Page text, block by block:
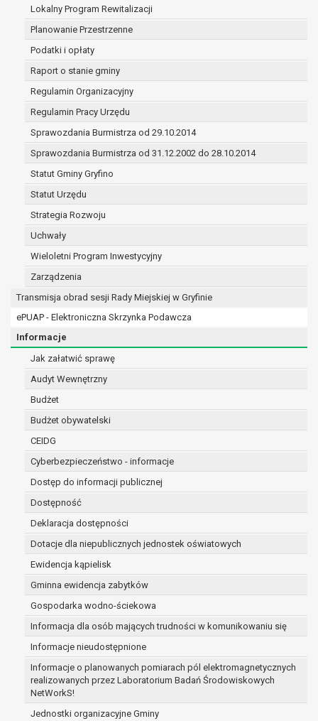
Lokalny Program Rewitalizacji
Planowanie Przestrzenne
Podatki i opłaty
Raport o stanie gminy
Regulamin Organizacyjny
Regulamin Pracy Urzędu
Sprawozdania Burmistrza od 29.10.2014
Sprawozdania Burmistrza od 31.12.2002 do 28.10.2014
Statut Gminy Gryfino
Statut Urzędu
Strategia Rozwoju
Uchwały
Wieloletni Program Inwestycyjny
Zarządzenia
Transmisja obrad sesji Rady Miejskiej w Gryfinie
ePUAP - Elektroniczna Skrzynka Podawcza
Informacje
Jak załatwić sprawę
Audyt Wewnętrzny
Budżet
Budżet obywatelski
CEIDG
Cyberbezpieczeństwo - informacje
Dostęp do informacji publicznej
Dostępność
Deklaracja dostępności
Dotacje dla niepublicznych jednostek oświatowych
Ewidencja kąpielisk
Gminna ewidencja zabytków
Gospodarka wodno-ściekowa
Informacja dla osób mających trudności w komunikowaniu się
Informacje nieudostępnione
Informacje o planowanych pomiarach pól elektromagnetycznych
realizowanych przez Laboratorium Badań Środowiskowych
NetWorkS!
Jednostki organizacyjne Gminy
(merytorycznych), a także obowiązków i
zadań zleconych przez instytucje
nadrzędne wobec Gminy;
zawarcia i realizacji umów;
ochrony żywotnych interesów osoby, której
dane dotyczą, lub innej osoby fizycznej;
wykonania zadania realizowanego w
interesie publicznym lub w ramach
sprawowania władzy publicznej
powierzonej administratorowi;
w pozostałych przypadkach dane osobowe
przetwarzane są wyłącznie na podstawie
wcześniej udzielonej zgody w zakresie i celu
określonym w treści zgody.
W związku z przetwarzaniem danych w celu
wskazanym w pkt. 3, dane osobowe mogą być
udostępniane innym upoważnionym odbiorcom lub
kategoriom odbiorców danych osobowych.
Odbiorcami mogą być:
podmioty, które przetwarzają dane
osobowe w imieniu administratora na
osobowych;
podmioty upoważnione do odbioru danych
przepisów prawa.
Pani/Pana dane osobowe będą przetwarzane
przez okres niezbędny do realizacji celu dla jakiego
zostały zebrane oraz zgodnie z terminami
archiwizacji określonymi przez przepisy prawa
powszechnie obowiązującego.
W przypadku, gdy dane osobowe przetwarzane są
na podstawie zgody osoby, której dane dotyczą
przetwarzanie odbywa się do czasu wycofania tej
zgody.
W przypadku, gdy dane osobowe przetwarzane są
w celu zawarcia i realizacji umowy przetwarzanie
odbywa się przez okres niezbędny do realizacji
zawartej umowy, a po tym czasie w zakresie
wymaganym przez przepisy prawa lub dla
zabezpieczenia ewentualnych roszczeń, a w
przypadku wyrażenia zgody na przetwarzanie
danych po zakończeniu i rozliczeniu umowy, do
czasu wycofania tej zgody.
Ponadto w przypadku umów o dofinansowanie